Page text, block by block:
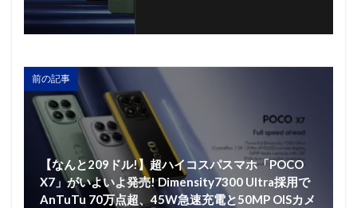
前の記事
【なんと209ドル!】超ハイコスパスマホ「POCO
X7」がいよいよ発売! Dimensity7300 Ultra採用で
AnTuTu 70万点超、45W急速充電と50MP OISカメ